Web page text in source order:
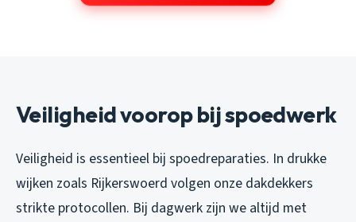
Veiligheid voorop bij spoedwerk
Veiligheid is essentieel bij spoedreparaties. In drukke
wijken zoals Rijkerswoerd volgen onze dakdekkers
strikte protocollen. Bij dagwerk zijn we altijd met